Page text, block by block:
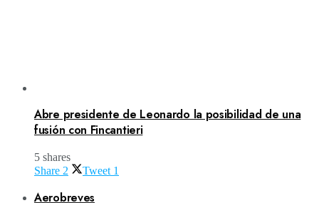
Abre presidente de Leonardo la posibilidad de una
fusión con Fincantieri
5 shares
Share 2 Tweet 1
Aerobreves